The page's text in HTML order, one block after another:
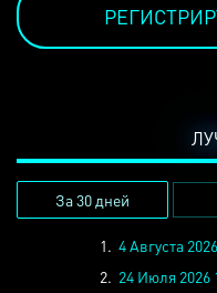
За 30 дней
1. 4 Августа
2. 24 Июля 2026